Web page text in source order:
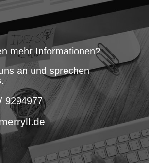
mehr Informationen?
an und sprechen